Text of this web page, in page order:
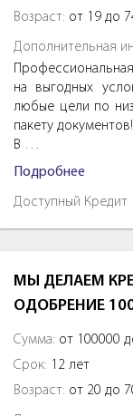
Возраст: от 19 до
Дополнительная
на выгодных
любые цели по
пакету
В …
Подробнее
Доступный Кредит
МЫ ДЕЛАЕМ
ОДОБРЕНИЕ
Сумма: от 100000
Срок: 12 лет
Возраст: от 20 до